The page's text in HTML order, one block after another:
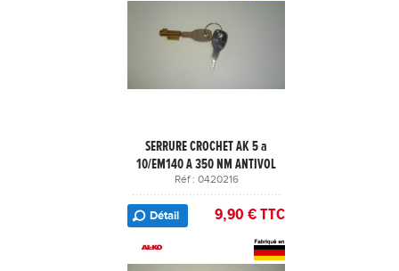
SERRURE CROCHET AK 5 a
10/EM140 A 350 NM ANTIVOL
Réf : 0420216
Détail 9,90 € TTC